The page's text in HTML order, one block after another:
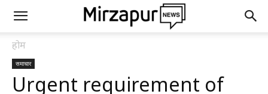
होम
समाचार
Urgent requirement of